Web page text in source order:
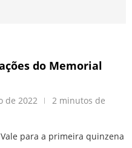
do Memorial
de 2022
2 minutos de
para a primeira quinzena